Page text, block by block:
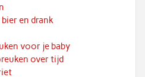
en drank
voor je baby
over tijd